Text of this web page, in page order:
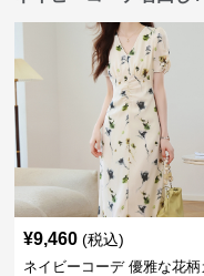
¥9,460 (税込)
ネイビーコーデ 優雅な花柄